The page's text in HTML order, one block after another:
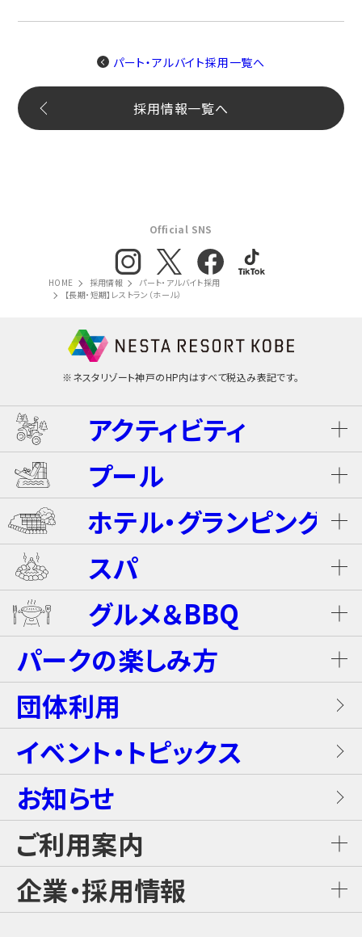
パート・アルバイト採用一覧へ
採用情報一覧へ
HOME 採用情報
パート・アルバイト採用
【長期・短期】レストラン（ホール）
※ネスタリゾート神戸のHP内はすべて税込み表記です。
アクティビティ
ネスタ･バギーツアー（別途有料）
ライジング・バギー Level S
ライジング・バギー
キャンディー・カート＜1Dayパス不要＞
ブラスター・バトルフィールド
ワイルド・カヌー
スカイジャングル スリルコース
スカイジャングル ファンコース
プール
ウォータースライダー
プール
屋内キッズプール
レンタル席
フード
おすすめチケット
ホテル・グランピング
ホテル ザ・ネスタ＆スパ
グランピングキャビン
プレミアテラス
メゾネットスイートヴィラ
ロイヤルスイートヴィラ
カジュアルコテージ
スパ
温泉
岩盤浴（着衣サウナ）
お食事
施設案内
ご利用料金
グルメ＆BBQ
ホテルブッフェ(朝食・夕食)
ALL DAY DINING GRANDISH
GLAMP BBQ
GLAMP LUNCH
日本料理 さざんか
パークの楽しみ方
【団体向け！】労働組合ファミリー交流イベ
ントプラン
アクティブ・プラン
雨の日プラン
団体利用
イベント・トピックス
お知らせ
Official SNS
ご利用案内
チケット購入・料金案内
企業・採用情報